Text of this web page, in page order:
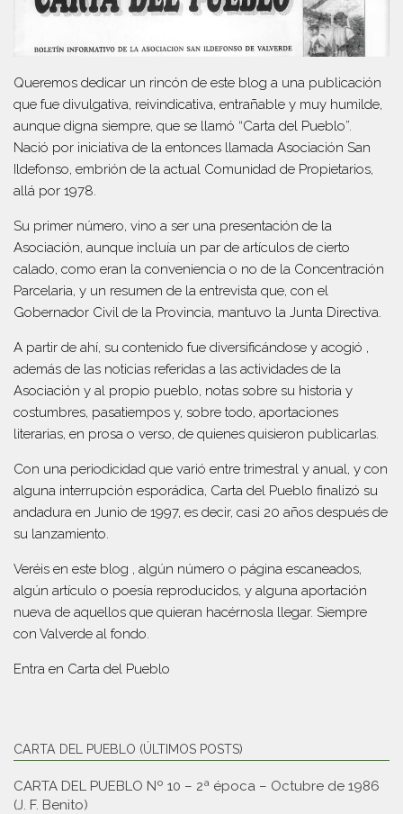
Queremos dedicar un rincón de este blog a una publicación
que fue divulgativa, reivindicativa, entrañable y muy humilde,
aunque digna siempre, que se llamó “Carta del Pueblo”.
Nació por iniciativa de la entonces llamada Asociación San
Ildefonso, embrión de la actual Comunidad de Propietarios,
allá por 1978.
Su primer número, vino a ser una presentación de la
Asociación, aunque incluía un par de artículos de cierto
calado, como eran la conveniencia o no de la Concentración
Parcelaria, y un resumen de la entrevista que, con el
Gobernador Civil de la Provincia, mantuvo la Junta Directiva.
A partir de ahí, su contenido fue diversificándose y acogió ,
además de las noticias referidas a las actividades de la
Asociación y al propio pueblo, notas sobre su historia y
costumbres, pasatiempos y, sobre todo, aportaciones
literarias, en prosa o verso, de quienes quisieron publicarlas.
Con una periodicidad que varió entre trimestral y anual, y con
alguna interrupción esporádica, Carta del Pueblo finalizó su
andadura en Junio de 1997, es decir, casi 20 años después de
su lanzamiento.
Veréis en este blog , algún número o página escaneados,
algún artículo o poesía reproducidos, y alguna aportación
nueva de aquellos que quieran hacérnosla llegar. Siempre
con Valverde al fondo.
Entra en Carta del Pueblo
CARTA DEL PUEBLO (ÚLTIMOS POSTS)
CARTA DEL PUEBLO Nº 10 – 2ª época – Octubre de 1986
(J. F. Benito)